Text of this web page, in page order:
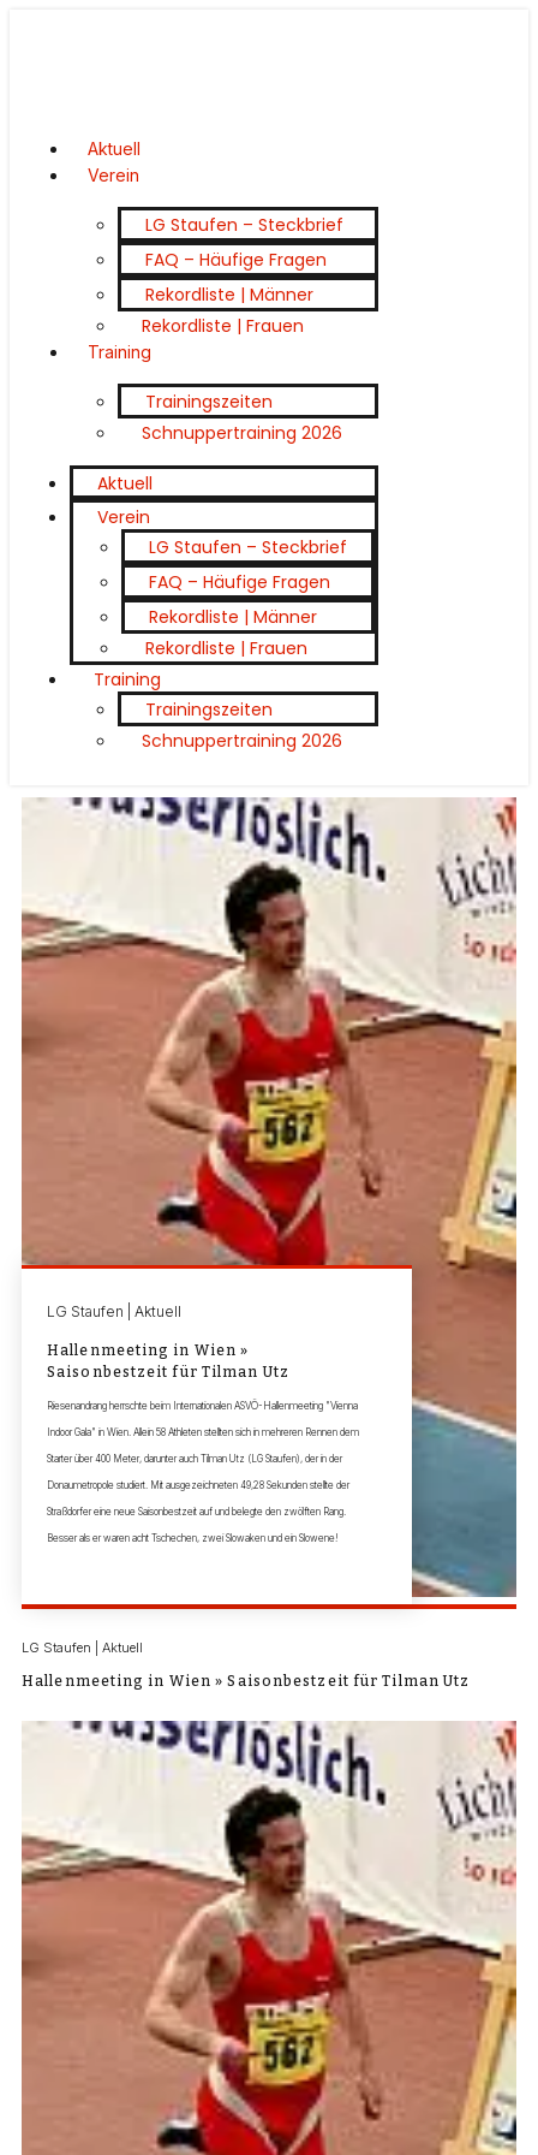
Aktuell
Verein
LG Staufen – Steckbrief
FAQ – Häufige Fragen
Rekordliste | Männer
Rekordliste | Frauen
Training
Trainingszeiten
Schnuppertraining 2026
Aktuell
Verein
LG Staufen – Steckbrief
FAQ – Häufige Fragen
Rekordliste | Männer
Rekordliste | Frauen
Training
Trainingszeiten
Schnuppertraining 2026
LG Staufen | Aktuell
Hallenmeeting in Wien »
Saisonbestzeit für Tilman Utz
Riesenandrang herrschte beim Internationalen ASVÖ-Hallenmeeting "Vienna
Indoor Gala" in Wien. Allein 58 Athleten stellten sich in mehreren Rennen dem
Starter über 400 Meter, darunter auch Tilman Utz (LG Staufen), der in der
Donaumetropole studiert. Mit ausgezeichneten 49,28 Sekunden stellte der
Straßdorfer eine neue Saisonbestzeit auf und belegte den zwölften Rang.
Besser als er waren acht Tschechen, zwei Slowaken und ein Slowene!
LG Staufen | Aktuell
Hallenmeeting in Wien » Saisonbestzeit für Tilman Utz